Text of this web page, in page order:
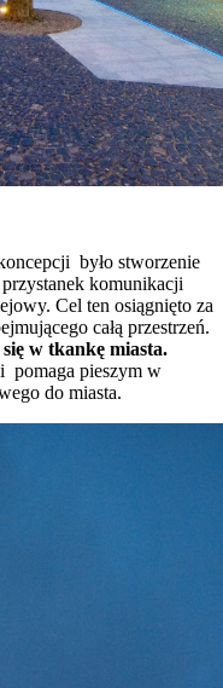
było stworzenie
komunikacji
Cel ten osiągnięto za
całą przestrzeń.
w tkankę miasta.
pomaga pieszym w
do miasta.